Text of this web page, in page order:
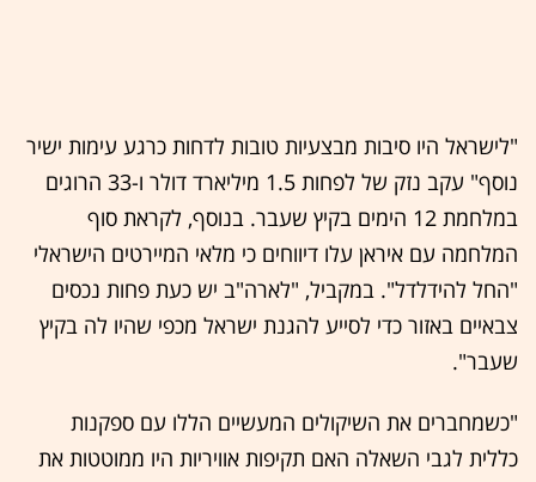
"לישראל היו סיבות מבצעיות טובות לדחות כרגע עימות ישיר
נוסף" עקב נזק של לפחות 1.5 מיליארד דולר ו-33 הרוגים
במלחמת 12 הימים בקיץ שעבר. בנוסף, לקראת סוף
המלחמה עם איראן עלו דיווחים כי מלאי המיירטים הישראלי
"החל להידלדל". במקביל, "לארה"ב יש כעת פחות נכסים
צבאיים באזור כדי לסייע להגנת ישראל מכפי שהיו לה בקיץ
שעבר".
"כשמחברים את השיקולים המעשיים הללו עם ספקנות
כללית לגבי השאלה האם תקיפות אוויריות היו ממוטטות את